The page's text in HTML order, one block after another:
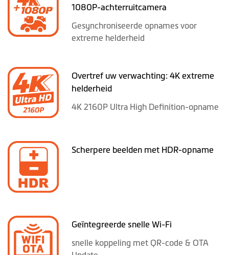
1080P-achterruitcamera
Gesynchroniseerde opnames voor
extreme helderheid
Overtref uw verwachting: 4K extreme
helderheid
4K 2160P Ultra High Definition-opname
Scherpere beelden met HDR-opname
Geïntegreerde snelle Wi-Fi
snelle koppeling met QR-code & OTA